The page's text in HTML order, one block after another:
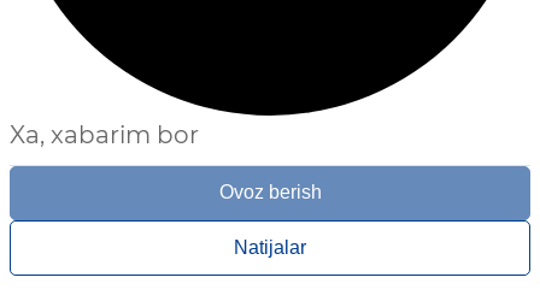
Xa, xabarim bor
Ovoz berish
Natijalar